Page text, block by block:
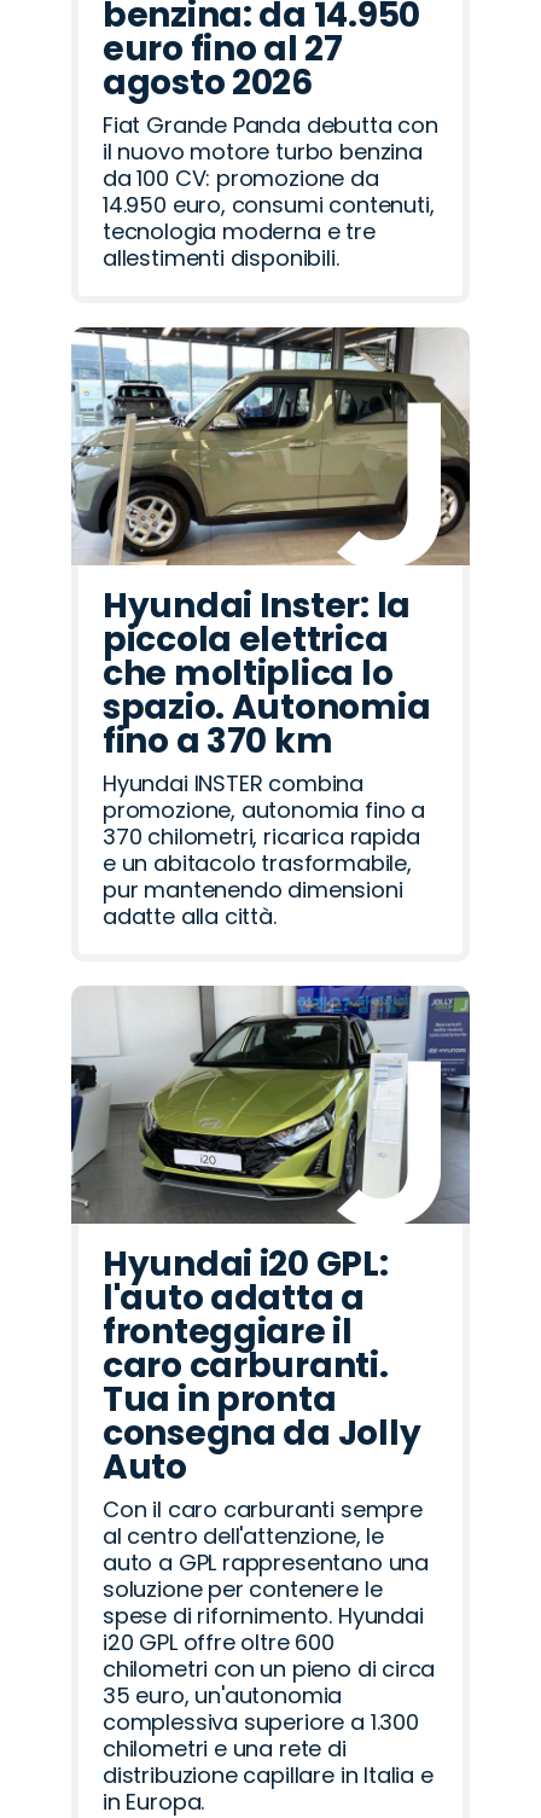
benzina: da 14.950
euro fino al 27
agosto 2026
Fiat Grande Panda debutta con
il nuovo motore turbo benzina
da 100 CV: promozione da
14.950 euro, consumi contenuti,
tecnologia moderna e tre
allestimenti disponibili.
Hyundai Inster: la
piccola elettrica
che moltiplica lo
spazio. Autonomia
fino a 370 km
Hyundai INSTER combina
promozione, autonomia fino a
370 chilometri, ricarica rapida
e un abitacolo trasformabile,
pur mantenendo dimensioni
adatte alla città.
Hyundai i20 GPL:
l'auto adatta a
fronteggiare il
caro carburanti.
Tua in pronta
consegna da Jolly
Auto
Con il caro carburanti sempre
al centro dell'attenzione, le
auto a GPL rappresentano una
soluzione per contenere le
spese di rifornimento. Hyundai
i20 GPL offre oltre 600
chilometri con un pieno di circa
35 euro, un'autonomia
complessiva superiore a 1.300
chilometri e una rete di
distribuzione capillare in Italia e
in Europa.